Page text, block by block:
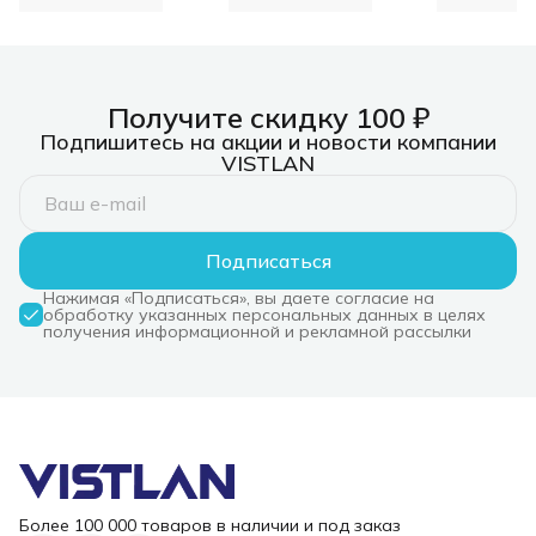
Получите скидку 100 ₽
Подпишитесь на акции и новости компании
VISTLAN
Подписаться
Нажимая «Подписаться», вы даете согласие на
обработку указанных персональных данных в целях
получения информационной и рекламной рассылки
Более 100 000 товаров в наличии и под заказ